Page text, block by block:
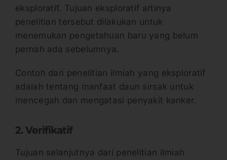
eksploratif. Tujuan eksploratif artinya
penelitian tersebut dilakukan untuk
menemukan pengetahuan baru yang belum
pernah ada sebelumnya.
Contoh dari penelitian ilmiah yang eksploratif
adalah tentang manfaat daun sirsak untuk
mencegah dan mengatasi penyakit kanker.
2. Verifikatif
Tujuan selanjutnya dari penelitian ilmiah